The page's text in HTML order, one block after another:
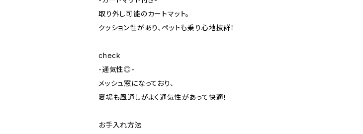
取り外し可能のカートマット。
クッション性があり、ペットも乗り心地抜群！
check
-通気性◎-
メッシュ窓になっており、
夏場も風通しがよく通気性があって快適！
お手入れ方法